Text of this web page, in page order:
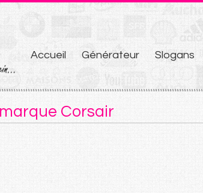
Aller
au
contenu
Accueil Générateur Slogans
Corsair